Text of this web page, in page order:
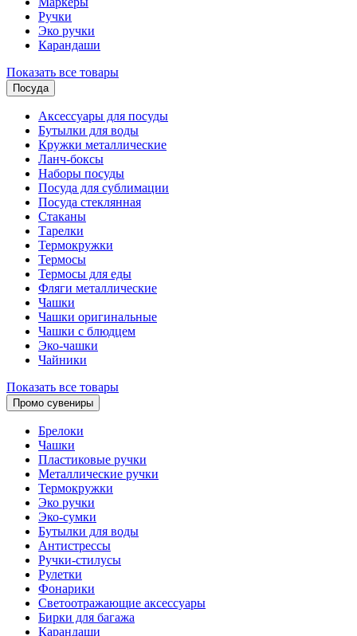
Ручки
Эко ручки
Карандаши
Показать все товары
Посуда
Аксессуары для посуды
Бутылки для воды
Кружки металлические
Ланч-боксы
Наборы посуды
Посуда для сублимации
Посуда стеклянная
Стаканы
Тарелки
Термокружки
Термосы
Термосы для еды
Фляги металлические
Чашки
Чашки оригинальные
Чашки с блюдцем
Эко-чашки
Чайники
Показать все товары
Промо сувениры
Брелоки
Чашки
Пластиковые ручки
Металлические ручки
Термокружки
Эко ручки
Эко-сумки
Бутылки для воды
Антистрессы
Ручки-стилусы
Рулетки
Фонарики
Светоотражающие аксессуары
Бирки для багажа
Карандаши